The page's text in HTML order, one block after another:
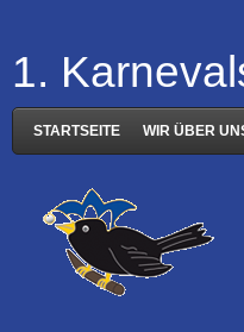
1.
STARTSEITE WIR ÜBER